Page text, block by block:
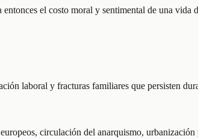
el costo moral y sentimental de una vida
laboral y fracturas familiares que persisten
circulación del anarquismo,